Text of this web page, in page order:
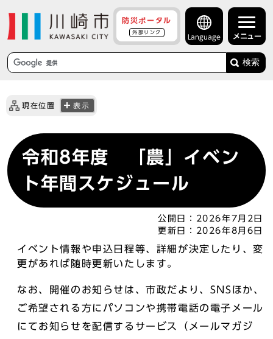
防災ポータル
外部リンク
Language メニュー
検索
現在位置 表示
令和8年度 「農」イベン
ト年間スケジュール
公開日：
2026年7月2日
更新日：
2026年8月6日
イベント情報や申込日程等、詳細が決定したり、変
更があれば随時更新いたします。
なお、開催のお知らせは、市政だより、SNSほか、
ご希望される方にパソコンや携帯電話の電子メール
にてお知らせを配信するサービス（メールマガジ